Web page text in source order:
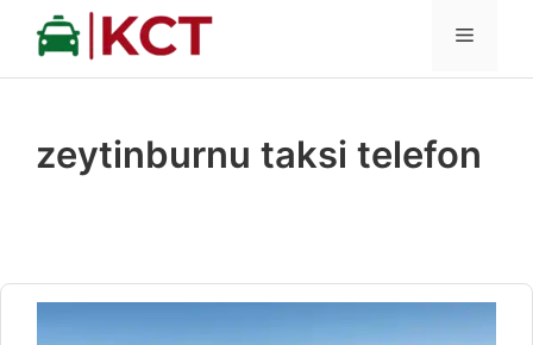
İçeriğe
MENÜ
zeytinburnu taksi telefon